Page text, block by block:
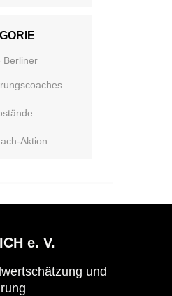
Berliner
Aktion
e. V.
und